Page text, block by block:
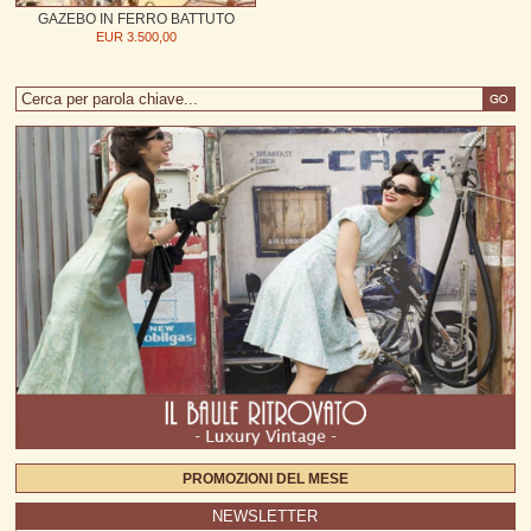
GAZEBO IN FERRO BATTUTO
EUR 3.500,00
PROMOZIONI DEL MESE
NEWSLETTER